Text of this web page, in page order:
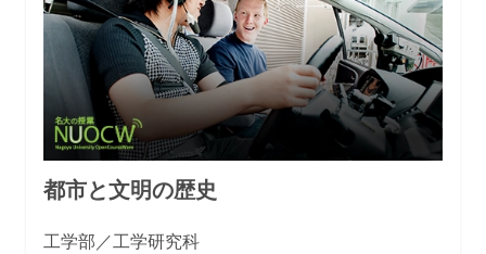
都市と文明の歴史
工学部／工学研究科